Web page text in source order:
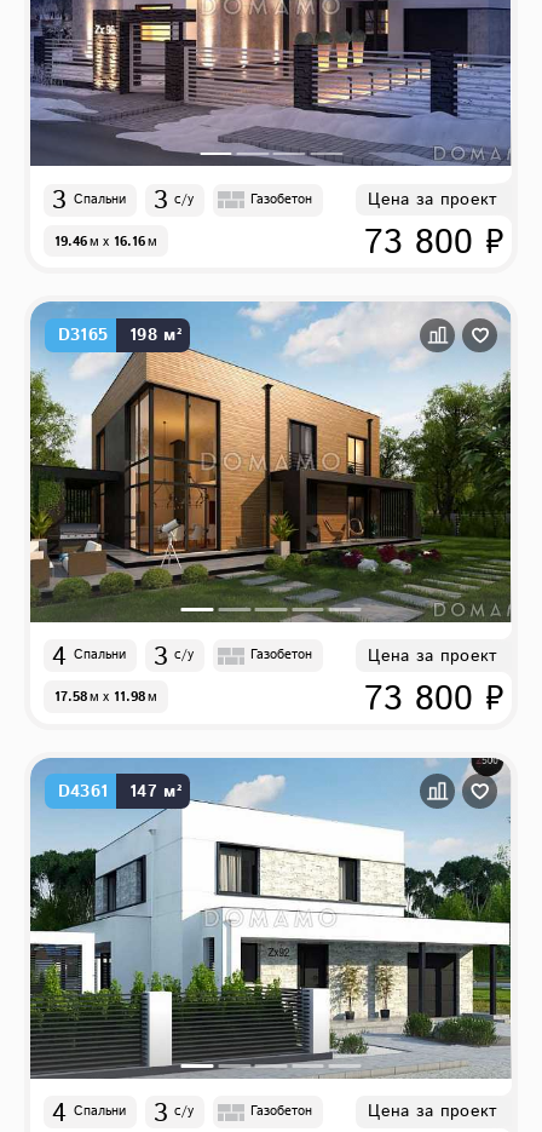
3 Спальни 3 с/у Газобетон
19.46м x 16.16м
Цена за проект
73 800 ₽
D3165 198 м²
4 Спальни 3 с/у Газобетон
17.58м x 11.98м
Цена за проект
73 800 ₽
D4361 147 м²
4 Спальни 3 с/у Газобетон Цена за проект